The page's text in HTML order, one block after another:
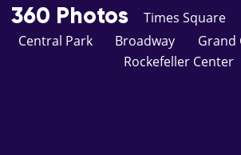
360 Photos Times Square
Central Park
Broadway
Grand
Rockefeller Center